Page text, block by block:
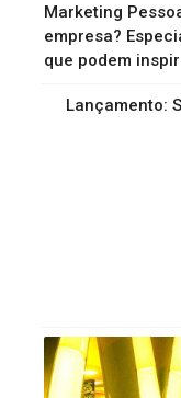
Marketing
empresa?
que podem
Lançamento: